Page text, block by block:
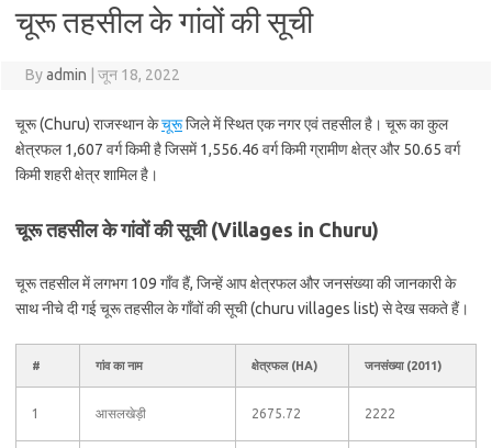
चूरू तहसील के गांवों की सूची
Byadmin जून 18, 2022
चूरू (Churu) राजस्थान केचूरूजिले में स्थित एक नगर एवं तहसील है। चूरू का कुल
क्षेत्रफल 1,607 वर्ग किमी है जिसमें 1,556.46 वर्ग किमी ग्रामीण क्षेत्र और 50.65 वर्ग
किमी शहरी क्षेत्र शामिल है।
चूरू तहसील के गांवों की सूची (Villages in Churu)
चूरू तहसील में लगभग 109 गाँव हैं, जिन्हें आप क्षेत्रफल और जनसंख्या की जानकारी के
साथ नीचे दी गई चूरू तहसील के गाँवों की सूची (churu villages list) से देख सकते हैं।
# गांव का नाम क्षेत्रफल (HA) जनसंख्या (2011)
1 आसलखेड़ी 2675.72 2222